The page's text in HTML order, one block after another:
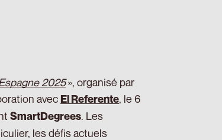
2025», organisé par
avecEl Referente, le 6
SmartDegrees. Les
les défis actuels